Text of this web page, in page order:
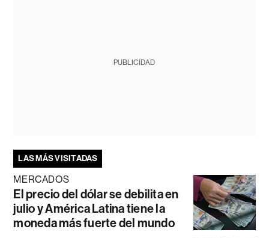
PUBLICIDAD
LAS MÁS VISITADAS
MERCADOS
El precio del dólar se debilita en
julio y América Latina tiene la
moneda más fuerte del mundo